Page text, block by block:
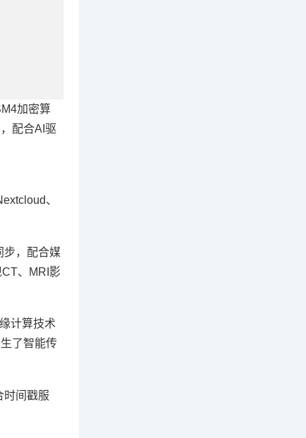
加密算
配合AI驱
、
步，配合媒
、MRI影
计算技术
了智能传
时间戳服